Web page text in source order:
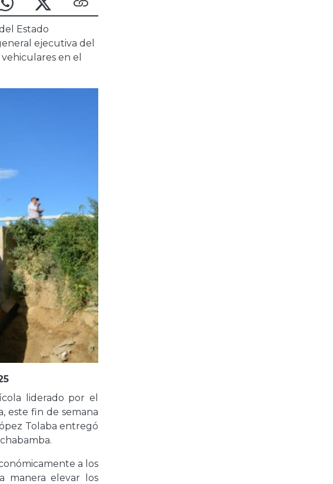
Estado
ejecutiva del
en el
liderado por el
este fin de semana
Tolaba entregó
a los
manera elevar los